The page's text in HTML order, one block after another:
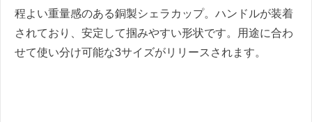
程よい重量感のある銅製シェラカップ。ハンドルが装着
されており、安定して掴みやすい形状です。用途に合わ
せて使い分け可能な3サイズがリリースされます。